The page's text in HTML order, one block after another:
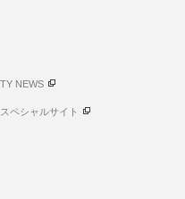
NEWS
ペシャルサイト